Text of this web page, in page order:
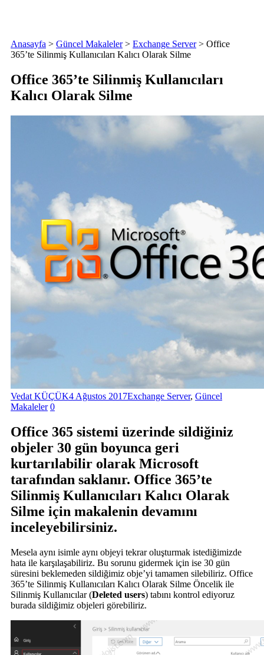
Anasayfa > Güncel Makaleler> Exchange Server> Office
365’te Silinmiş Kullanıcıları Kalıcı Olarak Silme
Office 365’te Silinmiş Kullanıcıları
Kalıcı Olarak Silme
Vedat KÜÇÜK4 Ağustos 2017Exchange Server, Güncel
Makaleler 0
Office 365 sistemi üzerinde sildiğiniz
objeler 30 gün boyunca geri
kurtarılabilir olarak Microsoft
tarafından saklanır. Office 365’te
Silinmiş Kullanıcıları Kalıcı Olarak
Silme için makalenin devamını
inceleyebilirsiniz.
Mesela aynı isimle aynı objeyi tekrar oluşturmak istediğimizde
hata ile karşılaşabiliriz. Bu sorunu gidermek için ise 30 gün
süresini beklemeden sildiğimiz obje’yi tamamen silebiliriz. Office
365’te Silinmiş Kullanıcıları Kalıcı Olarak Silme Öncelik ile
Silinmiş Kullanıcılar (Deleted users) tabını kontrol ediyoruz
burada sildiğimiz objeleri görebiliriz.